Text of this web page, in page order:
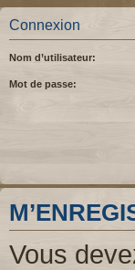
Connexion
Nom d’utilisateur:
Mot de passe:
Vous